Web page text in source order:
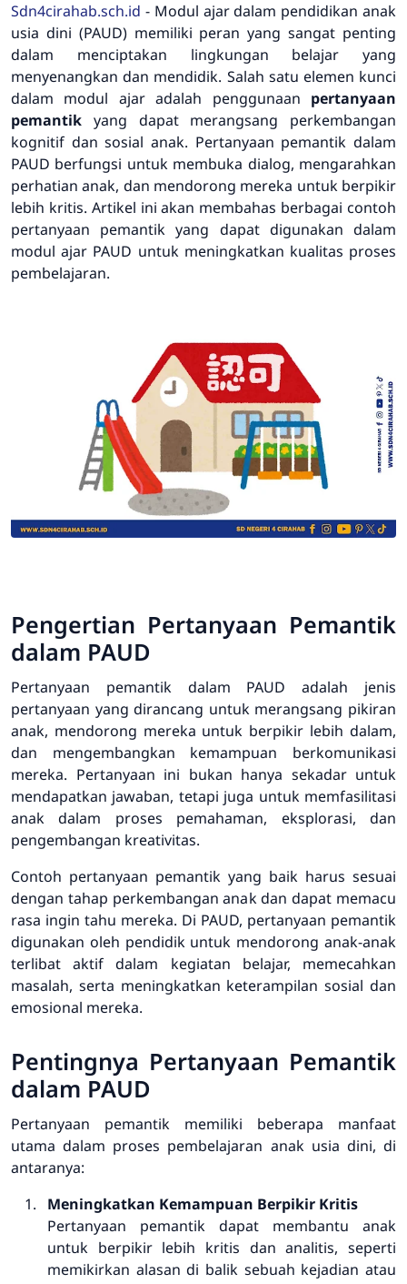
Sdn4cirahab.sch.id - Modul ajar dalam pendidikan anak
usia dini (PAUD) memiliki peran yang sangat penting
dalam menciptakan lingkungan belajar yang
menyenangkan dan mendidik. Salah satu elemen kunci
dalam modul ajar adalah penggunaan pertanyaan
pemantik yang dapat merangsang perkembangan
kognitif dan sosial anak. Pertanyaan pemantik dalam
PAUD berfungsi untuk membuka dialog, mengarahkan
perhatian anak, dan mendorong mereka untuk berpikir
lebih kritis. Artikel ini akan membahas berbagai contoh
pertanyaan pemantik yang dapat digunakan dalam
modul ajar PAUD untuk meningkatkan kualitas proses
pembelajaran.
Pengertian Pertanyaan Pemantik
dalam PAUD
Pertanyaan pemantik dalam PAUD adalah jenis
pertanyaan yang dirancang untuk merangsang pikiran
anak, mendorong mereka untuk berpikir lebih dalam,
dan mengembangkan kemampuan berkomunikasi
mereka. Pertanyaan ini bukan hanya sekadar untuk
mendapatkan jawaban, tetapi juga untuk memfasilitasi
anak dalam proses pemahaman, eksplorasi, dan
pengembangan kreativitas.
Contoh pertanyaan pemantik yang baik harus sesuai
dengan tahap perkembangan anak dan dapat memacu
rasa ingin tahu mereka. Di PAUD, pertanyaan pemantik
digunakan oleh pendidik untuk mendorong anak-anak
terlibat aktif dalam kegiatan belajar, memecahkan
masalah, serta meningkatkan keterampilan sosial dan
emosional mereka.
Pentingnya Pertanyaan Pemantik
dalam PAUD
Pertanyaan pemantik memiliki beberapa manfaat
utama dalam proses pembelajaran anak usia dini, di
antaranya:
Meningkatkan Kemampuan Berpikir Kritis
Pertanyaan pemantik dapat membantu anak
untuk berpikir lebih kritis dan analitis, seperti
memikirkan alasan di balik sebuah kejadian atau